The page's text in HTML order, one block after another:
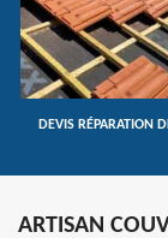
DEVIS RÉPARATION
ARTISAN